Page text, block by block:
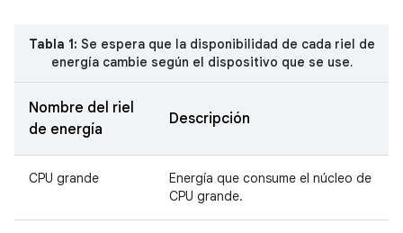
Tabla 1: Se espera que la disponibilidad de cada riel de
energía cambie según el dispositivo que se use.
Nombre del riel
de energía
Descripción
CPU grande
Energía que consume el núcleo de
CPU grande.